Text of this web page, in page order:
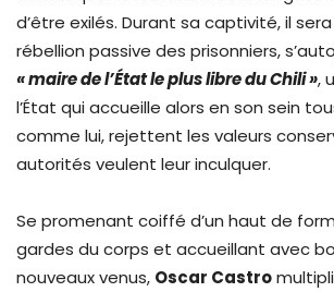
d’être exilés. Durant sa captivité, il
rébellion passive des prisonniers,
« maire de l’État le plus libre du Chili »,
l’État qui accueille alors en son sein
comme lui, rejettent les valeurs
autorités veulent leur inculquer.
Se promenant coiffé d’un haut de
gardes du corps et accueillant avec
nouveaux venus, Oscar Castro